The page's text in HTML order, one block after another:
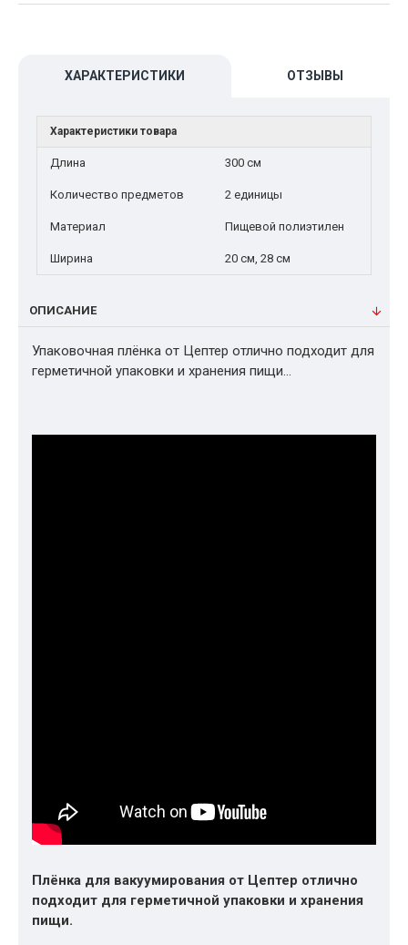
ХАРАКТЕРИСТИКИ ОТЗЫВЫ
Характеристики товара
Длина 300 см
Количество предметов 2 единицы
Материал Пищевой полиэтилен
Ширина 20 см, 28 см
ОПИСАНИЕ
Упаковочная плёнка от Цептер отлично подходит для
герметичной упаковки и хранения пищи…
Плёнка для вакуумирования от Цептер отлично
подходит для герметичной упаковки и хранения
пищи.